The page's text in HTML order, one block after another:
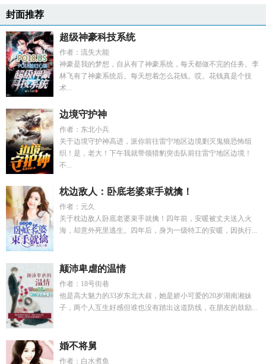
封面推荐
超级神豪科技系统
作者：流失大能
神豪是我的梦想，自从有了神豪系统，每天都做不完的任务。李
林飞有了神豪系统后。每天想着怎么花钱。哎。花钱真是个技
术...
边境守护神
作者：东北小兵
关于边境守护神高进，派你前往雷宁地区边境剿灭鬼狼恐怖组
织！是，老大！下午我就带领猎豹突击队前往雷宁地区边境！
不...
枕边敌人：卧底老婆束手就擒！
作者：元久
关于枕边敌人卧底老婆束手就擒！四年前，安暖被丈夫送入火
海，却意外死里逃生。四年后，身为一级特工的安暖，因执行...
颠沛卑虐的温情
作者：18号街巷
他是高大魅力的33岁东北大叔，她是娇小可爱的20岁湖南湘妹
子，两个人互生好感但谁也没有踏出这道防线，在朋友的鼓励...
婚不将舅
作者：白水煮鱼